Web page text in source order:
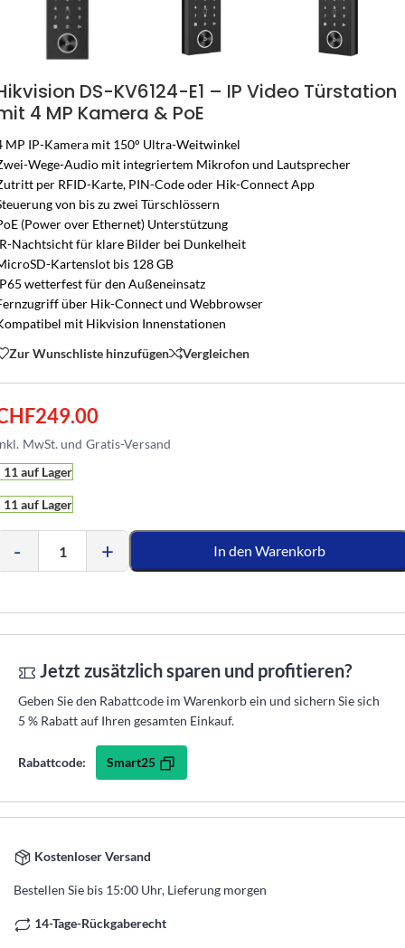
DS-KV6124-E1 – IP Video Türstation
4 MP Kamera & PoE
MP IP-Kamera mit 150° Ultra-Weitwinkel
Wege-Audio mit integriertem Mikrofon und Lautsprecher
per RFID-Karte, PIN-Code oder Hik-Connect App
von bis zu zwei Türschlössern
(Power over Ethernet) Unterstützung
Nachtsicht für klare Bilder bei Dunkelheit
Kartenslot bis 128 GB
wetterfest für den Außeneinsatz
über Hik-Connect und Webbrowser
mit Hikvision Innenstationen
Zur Wunschliste hinzufügen
Vergleichen
249.00
11 auf Lager
11 auf Lager
- + In den Warenkorb
Jetzt zusätzlich sparen und profitieren?
Geben Sie den Rabattcode im Warenkorb ein und sichern Sie sich
5 % Rabatt auf Ihren gesamten Einkauf.
Rabattcode: Smart25
Kostenloser Versand
Bestellen Sie bis 15:00 Uhr, Lieferung morgen
14-Tage-Rückgaberecht